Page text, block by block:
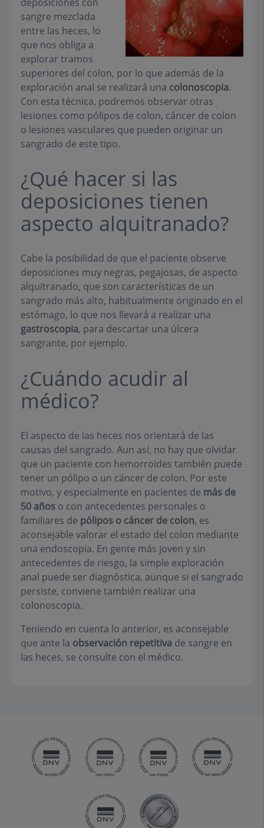
sangre mezclada
entre las heces, lo
que nos obliga a
explorar tramos
superiores del colon, por lo que además de la
exploración anal se realizará una colonoscopia.
Con esta técnica, podremos observar otras
lesiones como pólipos de colon, cáncer de colon
o lesiones vasculares que pueden originar un
sangrado de este tipo.
¿Qué hacer si las
deposiciones tienen
aspecto alquitranado?
Cabe la posibilidad de que el paciente observe
deposiciones muy negras, pegajosas, de aspecto
alquitranado, que son características de un
sangrado más alto, habitualmente originado en el
estómago, lo que nos llevará a realizar una
gastroscopia, para descartar una úlcera
sangrante, por ejemplo.
¿Cuándo acudir al
médico?
El aspecto de las heces nos orientará de las
causas del sangrado. Aun así, no hay que olvidar
que un paciente con hemorroides también puede
tener un pólipo o un cáncer de colon. Por este
motivo, y especialmente en pacientes de más de
50 años o con antecedentes personales o
familiares de pólipos o cáncer de colon, es
aconsejable valorar el estado del colon mediante
una endoscopia. En gente más joven y sin
antecedentes de riesgo, la simple exploración
anal puede ser diagnóstica, aunque si el sangrado
persiste, conviene también realizar una
colonoscopia.
Teniendo en cuenta lo anterior, es aconsejable
que ante la observación repetitiva de sangre en
las heces, se consulte con el médico.